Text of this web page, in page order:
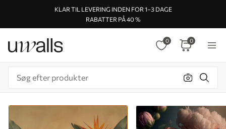
KLAR TIL LEVERING INDEN FOR 1–3 DAGE
RABATTER PÅ 40 %
0 0